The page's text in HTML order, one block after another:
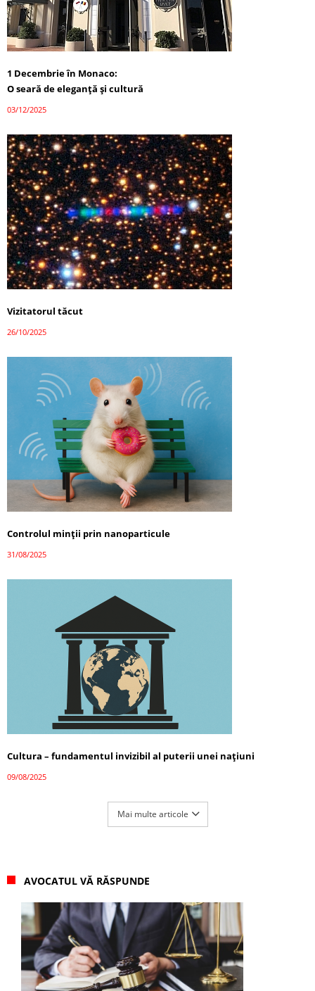
1 Decembrie în Monaco:
O seară de eleganță și cultură
03/12/2025
Vizitatorul tăcut
26/10/2025
Controlul minții prin nanoparticule
31/08/2025
Cultura – fundamentul invizibil al puterii unei națiuni
09/08/2025
Mai multe articole
AVOCATUL VĂ RĂSPUNDE